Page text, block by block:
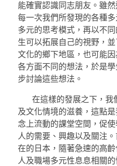
能確實認識同志朋友。雖
每一次我們所發現的各種
多元的思考模式，再以不
生可以拓展自己的視野，
文化的鄉下地區，也可能
各方面不同的想法，於是
步討論這些想法。
在這樣的發展之下，我
及文化情境的滋養，這點
念上流動的課堂空間，促
人的需要、興趣以及關注
在的日本，隨著急速的高
人及職場多元性息息相關